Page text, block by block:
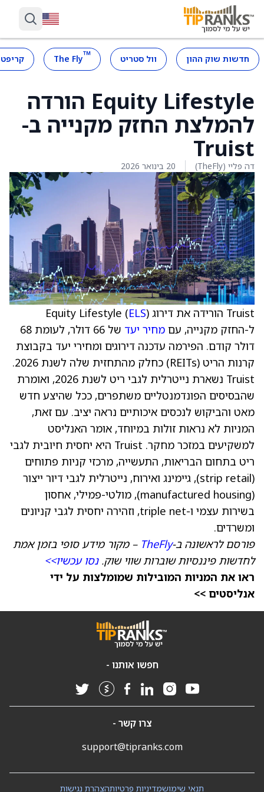
חדשות שוק ההון וול סטריט ™
The Fly
Equity Lifestyle הורדה
להמלצת החזק מקנייה ב-
Truist
דה פליי (TheFly) 20 בינואר 2026
Truist הורידה את דירוג Equity Lifestyle ( ELS)
ל-החזק מקנייה, עם מחיר יעד
של 66 דולר, לעומת 68
דולר קודם. הפירמה עדכנה דירוגים ומחירי יעד בקבוצת
קרנות הריט (REITs) כחלק מהתחזית שלה לשנת 2026.
Truist נשארת נייטרלית לגבי ריט לשנת 2026, ואומרת
שהבסיסים הפונדמנטליים משתפרים, ככל שהיצע חדש
מאט והביקוש לנכסים איכותיים נראה יציב. עם זאת,
המניות לא נראות זולות במיוחד, אומר האנליסט
למשקיעים במזכר מחקר. Truist היא יחסית חיובית לגבי
ריט בתחום הבריאות, התעשייה, מרכזי קניות פתוחים
(strip retail), גיימינג ואירוח, נייטרלית לגבי דיור ייצור
(manufactured housing), מולטי-פמילי, אחסון
בשירות עצמי ו-triple net, וזהירה יחסית לגבי קניונים
ומשרדים.
פורסם לראשונה ב-TheFly – מקור מידע סופי בזמן אמת
לחדשות פיננסיות שוברות שווי שוק.נסו עכשיו>>
ראו את המניות המובילות שמומלצות על ידי
אנליסטים >>
חפשו אותנו -
צרו קשר -
support@tipranks.com
הצהרת נגישותמדיניות פרטיותתנאי שימוש